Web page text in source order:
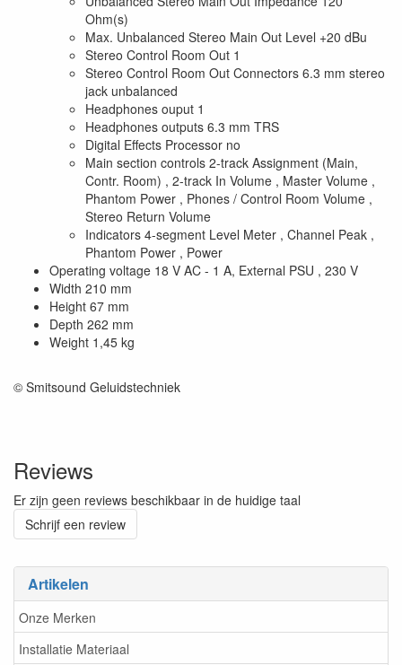
Artikelen
Onze Merken
Installatie Materiaal
Ohm(s)
Max. Unbalanced Stereo Main Out Level +20 dBu
Stereo Control Room Out 1
Stereo Control Room Out Connectors 6.3 mm stereo
jack unbalanced
Headphones ouput 1
Headphones outputs 6.3 mm TRS
Digital Effects Processor no
Main section controls 2-track Assignment (Main,
Contr. Room) , 2-track In Volume , Master Volume ,
Phantom Power , Phones / Control Room Volume ,
Stereo Return Volume
Indicators 4-segment Level Meter , Channel Peak ,
Phantom Power , Power
Operating voltage 18 V AC - 1 A, External PSU , 230 V
Width 210 mm
Height 67 mm
Depth 262 mm
Weight 1,45 kg
© Smitsound Geluidstechniek
Reviews
Er zijn geen reviews beschikbaar in de huidige taal
Schrijf een review